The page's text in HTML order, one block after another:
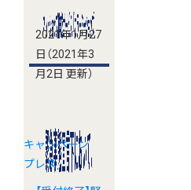
2021年1月27
日 （2021年3
月2日 更新）
キャンペーン
プレス